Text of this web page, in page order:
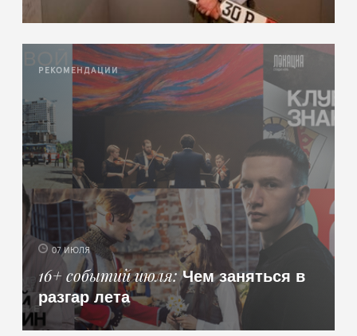
РЕКОМЕНДАЦИИ
07 ИЮЛЯ
16+ событий июля Чем заняться в
разгар лета